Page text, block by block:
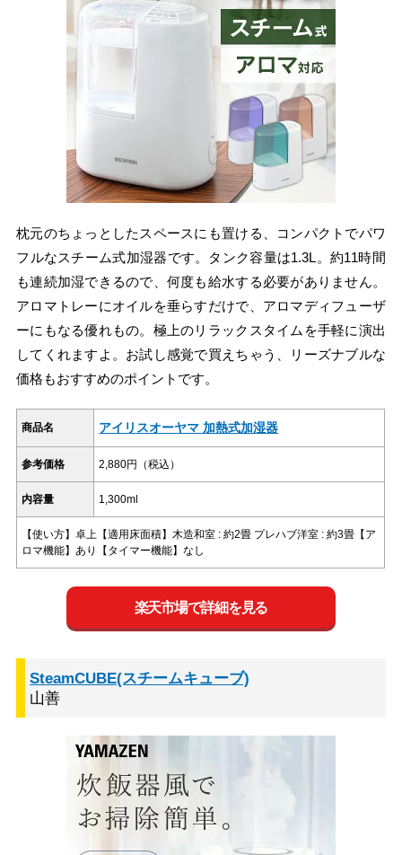
枕元のちょっとしたスペースにも置ける、コンパクトでパワ
フルなスチーム式加湿器です。タンク容量は1.3L。約11時間
も連続加湿できるので、何度も給水する必要がありません。
アロマトレーにオイルを垂らすだけで、アロマディフューザ
ーにもなる優れもの。極上のリラックスタイムを手軽に演出
してくれますよ。お試し感覚で買えちゃう、リーズナブルな
価格もおすすめのポイントです。
商品名 アイリスオーヤマ 加熱式加湿器
参考価格 2,880円（税込）
内容量 1,300ml
【使い方】卓上【適用床面積】木造和室 : 約2畳 プレハブ洋室 : 約3畳【ア
ロマ機能】あり【タイマー機能】なし
楽天市場で詳細を見る
SteamCUBE(スチームキューブ)
山善